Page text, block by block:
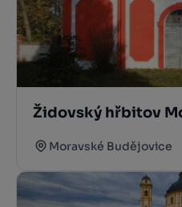
Židovský hřbitov
Moravské Budějovice